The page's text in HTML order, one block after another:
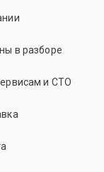
в разборе
и СТО